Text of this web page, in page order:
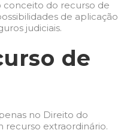
conceito do recurso de
de aplicação
judiciais.
de
no Direito do
recurso extraordinário.